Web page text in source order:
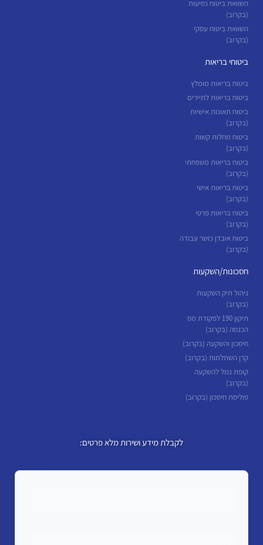
השוואת ביטוח נסיעות
(בקרוב)
השוואת ביטוח עסקי
(בקרוב)
ביטוחי בריאות
ביטוח בריאות מומלץ
ביטוח בריאות לתיירים
ביטוח תאונות אישיות
(בקרוב)
ביטוח מחלות קשות
(בקרוב)
ביטוח בריאות משפחתי
(בקרוב)
ביטוח בריאות אישי
(בקרוב)
ביטוח בריאות פרטי
(בקרוב)
ביטוח אובדן כושר עבודה
(בקרוב)
חסכונות/השקעות
ניהול תיק השקעות
(בקרוב)
תיקון 190 לפקודת מס
הכנסה (בקרוב)
חיסכון והשקעה (בקרוב)
קרן השתלמות (בקרוב)
קופת גמל להשקעה
(בקרוב)
פוליסת חיסכון (בקרוב)
לקבלת מידע ושירות מלא פרטים: